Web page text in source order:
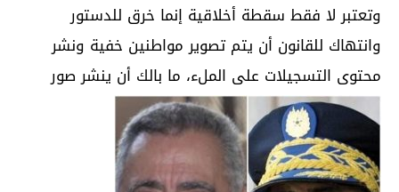
وتعتبر لا فقط سقطة أخلاقية إنما خرق للدستور
وانتهاك للقانون أن يتم تصوير مواطنين خفية ونشر
محتوى التسجيلات على الملء، ما بالك أن ينشر صور